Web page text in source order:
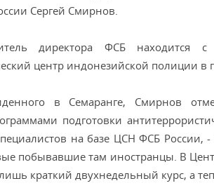
Сергей Смирнов.
директора ФСБ
центр индонезийской полиции в
в Семаранге, Смирнов
подготовки
на базе ЦСН ФСБ России,
побывавшие там иностранцы. В
краткий двухнедельный курс, а